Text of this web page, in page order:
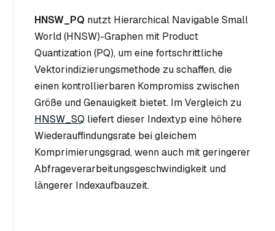
HNSW_PQ nutzt Hierarchical Navigable Small
World (HNSW)-Graphen mit Product
Quantization (PQ), um eine fortschrittliche
Vektorindizierungsmethode zu schaffen, die
einen kontrollierbaren Kompromiss zwischen
Größe und Genauigkeit bietet. Im Vergleich zu
HNSW_SQ liefert dieser Indextyp eine höhere
Wiederauffindungsrate bei gleichem
Komprimierungsgrad, wenn auch mit geringerer
Abfrageverarbeitungsgeschwindigkeit und
längerer Indexaufbauzeit.